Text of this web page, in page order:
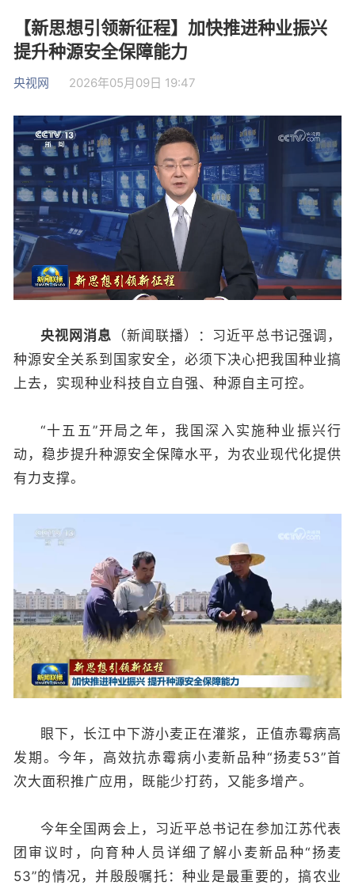
【新思想引领新征程】加快推进种业振兴
提升种源安全保障能力
央视网 2026年05月09日 19:47
央视网消息 （新闻联播）：习近平总书记强调，
种源安全关系到国家安全，必须下决心把我国种业搞
上去，实现种业科技自立自强、种源自主可控。
“十五五”开局之年，我国深入实施种业振兴行
动，稳步提升种源安全保障水平，为农业现代化提供
有力支撑。
眼下，长江中下游小麦正在灌浆，正值赤霉病高
发期。今年，高效抗赤霉病小麦新品种“扬麦53”首
次大面积推广应用，既能少打药，又能多增产。
今年全国两会上，习近平总书记在参加江苏代表
团审议时，向育种人员详细了解小麦新品种“扬麦
53”的情况，并殷殷嘱托：种业是最重要的，搞农业